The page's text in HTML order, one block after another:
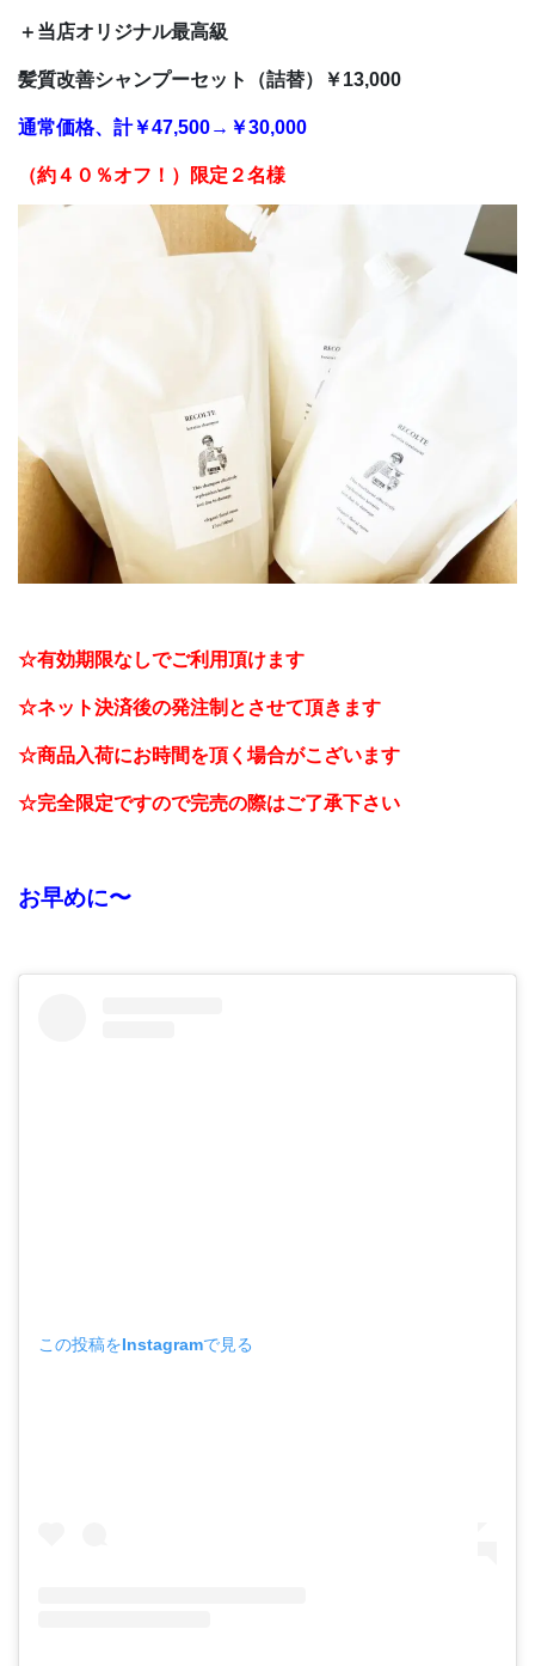
＋当店オリジナル最高級
髪質改善シャンプーセット（詰替）￥13,000
通常価格、計￥47,500→￥30,000
（約４０％オフ！ ） 限定２名様
☆有効期限なしでご利用頂けます
☆ネット決済後の発注制とさせて頂きます
☆商品入荷にお時間を頂く場合がこざいます
☆完全限定ですので完売の際はご了承下さい
お早めに〜
この投稿をInstagramで見る